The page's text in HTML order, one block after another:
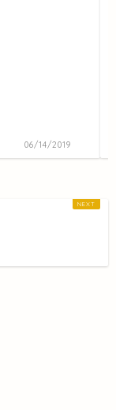
06/14/2019